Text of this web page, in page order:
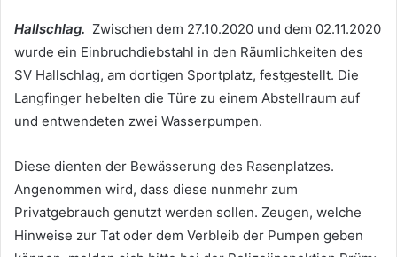
Hallschlag. Zwischen dem 27.10.2020 und dem 02.11.2020
wurde ein Einbruchdiebstahl in den Räumlichkeiten des
SV Hallschlag, am dortigen Sportplatz, festgestellt. Die
Langfinger hebelten die Türe zu einem Abstellraum auf
und entwendeten zwei Wasserpumpen.
Diese dienten der Bewässerung des Rasenplatzes.
Angenommen wird, dass diese nunmehr zum
Privatgebrauch genutzt werden sollen. Zeugen, welche
Hinweise zur Tat oder dem Verbleib der Pumpen geben